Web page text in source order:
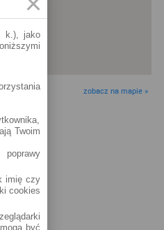
zobacz na mapie »
k.), jako
Twoim
imię czy
cookies
być